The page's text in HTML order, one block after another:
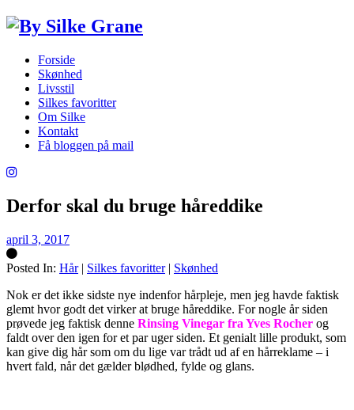
Forside
Skønhed
Livsstil
Silkes favoritter
Om Silke
Kontakt
Få bloggen på mail
Derfor skal du bruge håreddike
april 3, 2017
Posted In: Hår| Silkes favoritter| Skønhed
Nok er det ikke sidste nye indenfor hårpleje, men jeg havde faktisk
glemt hvor godt det virker at bruge håreddike. For nogle år siden
prøvede jeg faktisk denne Rinsing Vinegar fra Yves Rocher og
faldt over den igen for et par uger siden. Et genialt lille produkt, som
kan give dig hår som om du lige var trådt ud af en hårreklame – i
hvert fald, når det gælder blødhed, fylde og glans.